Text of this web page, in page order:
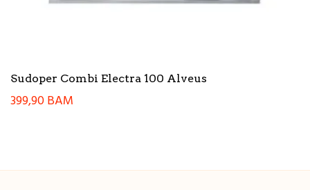
Sudoper Combi Electra 100 Alveus
399,90BAM